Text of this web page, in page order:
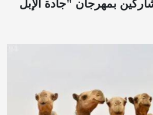
بمهرجان "جادة الإبل